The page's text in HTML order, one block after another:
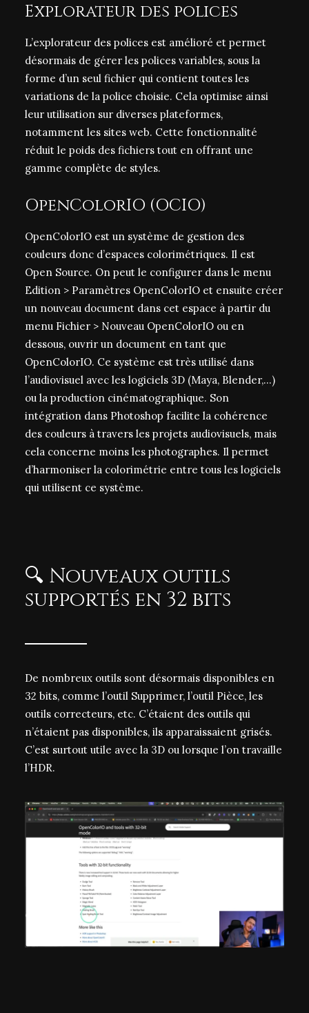
Explorateur des polices
L’explorateur des polices est amélioré et permet
désormais de gérer les polices variables, sous la
forme d’un seul fichier qui contient toutes les
variations de la police choisie. Cela optimise ainsi
leur utilisation sur diverses plateformes,
notamment les sites web. Cette fonctionnalité
réduit le poids des fichiers tout en offrant une
gamme complète de styles.
OpenColorIO (OCIO)
OpenColorIO est un système de gestion des
couleurs donc d’espaces colorimétriques. Il est
Open Source. On peut le configurer dans le menu
Edition > Paramètres OpenColorIO et ensuite créer
un nouveau document dans cet espace à partir du
menu Fichier > Nouveau OpenColorIO ou en
dessous, ouvrir un document en tant que
OpenColorIO. Ce système est très utilisé dans
l’audiovisuel avec les logiciels 3D (Maya, Blender,…)
ou la production cinématographique. Son
intégration dans Photoshop facilite la cohérence
des couleurs à travers les projets audiovisuels, mais
cela concerne moins les photographes. Il permet
d’harmoniser la colorimétrie entre tous les logiciels
qui utilisent ce système.
🔍 Nouveaux outils
supportés en 32 bits
De nombreux outils sont désormais disponibles en
32 bits, comme l’outil Supprimer, l’outil Pièce, les
outils correcteurs, etc. C’étaient des outils qui
n’étaient pas disponibles, ils apparaissaient grisés.
C’est surtout utile avec la 3D ou lorsque l’on travaille
l’HDR.